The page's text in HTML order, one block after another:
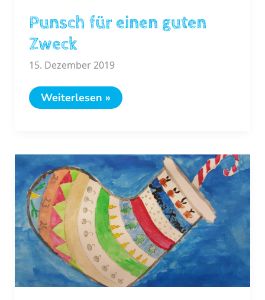
Punsch für einen guten
Zweck
15. Dezember 2019
Punsch
für
Weiterlesen »